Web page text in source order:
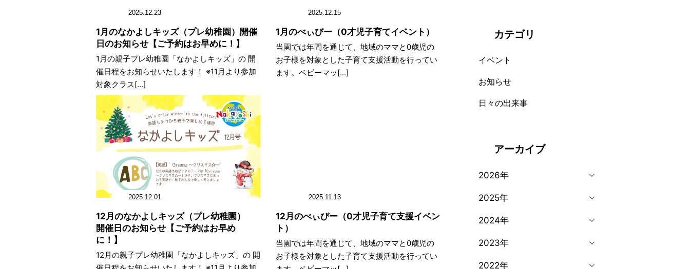
2025.12.23
1月のなかよしキッズ（プレ幼稚園）開催
日のお知らせ【ご予約はお早めに！】
1月の親子プレ幼稚園「なかよしキッズ」の 開
催日程をお知らせいたします！ ※11月より参加
対象クラス[...]
2025.12.15
1月のべぃびー（0才児子育てイベント）
当園では年間を通じて、地域のママと0歳児の
お子様を対象とした子育て支援活動を行ってい
ます。ベビーマッ[...]
2025.12.01
12月のなかよしキッズ（プレ幼稚園）
開催日のお知らせ【ご予約はお早め
に！】
12月の親子プレ幼稚園「なかよしキッズ」の 開
2025.11.13
12月のべぃびー（0才児子育て支援イベン
ト）
当園では年間を通じて、地域のママと0歳児の
お子様を対象とした子育て支援活動を行ってい
カテゴリ
イベント
お知らせ
日々の出来事
アーカイブ
2026年
2025年
2024年
2023年
2022年